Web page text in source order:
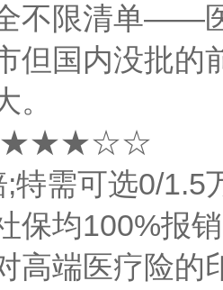
不限清单——
但国内没批的
:★★★☆☆
特需可选0/1.5
保均100%报
高端医疗险的